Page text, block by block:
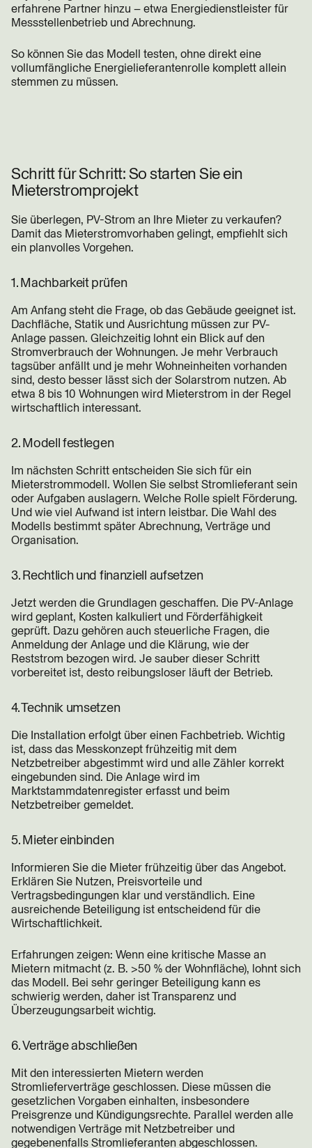
erfahrene Partner hinzu – etwa Energiedienstleister für
Messstellenbetrieb und Abrechnung.
So können Sie das Modell testen, ohne direkt eine
vollumfängliche Energielieferantenrolle komplett allein
stemmen zu müssen.
Schritt für Schritt: So starten Sie ein
Mieterstromprojekt
Sie überlegen, PV-Strom an Ihre Mieter zu verkaufen?
Damit das Mieterstromvorhaben gelingt, empfiehlt sich
ein planvolles Vorgehen.
1. Machbarkeit prüfen
Am Anfang steht die Frage, ob das Gebäude geeignet ist.
Dachfläche, Statik und Ausrichtung müssen zur PV-
Anlage passen. Gleichzeitig lohnt ein Blick auf den
Stromverbrauch der Wohnungen. Je mehr Verbrauch
tagsüber anfällt und je mehr Wohneinheiten vorhanden
sind, desto besser lässt sich der Solarstrom nutzen. Ab
etwa 8 bis 10 Wohnungen wird Mieterstrom in der Regel
wirtschaftlich interessant.
2. Modell festlegen
Im nächsten Schritt entscheiden Sie sich für ein
Mieterstrommodell. Wollen Sie selbst Stromlieferant sein
oder Aufgaben auslagern. Welche Rolle spielt Förderung.
Und wie viel Aufwand ist intern leistbar. Die Wahl des
Modells bestimmt später Abrechnung, Verträge und
Organisation.
3. Rechtlich und finanziell aufsetzen
Jetzt werden die Grundlagen geschaffen. Die PV-Anlage
wird geplant, Kosten kalkuliert und Förderfähigkeit
geprüft. Dazu gehören auch steuerliche Fragen, die
Anmeldung der Anlage und die Klärung, wie der
Reststrom bezogen wird. Je sauber dieser Schritt
vorbereitet ist, desto reibungsloser läuft der Betrieb.
4. Technik umsetzen
Die Installation erfolgt über einen Fachbetrieb. Wichtig
ist, dass das Messkonzept frühzeitig mit dem
Netzbetreiber abgestimmt wird und alle Zähler korrekt
eingebunden sind. Die Anlage wird im
Marktstammdatenregister erfasst und beim
Netzbetreiber gemeldet.
5. Mieter einbinden
Informieren Sie die Mieter frühzeitig über das Angebot.
Erklären Sie Nutzen, Preisvorteile und
Vertragsbedingungen klar und verständlich. Eine
ausreichende Beteiligung ist entscheidend für die
Wirtschaftlichkeit.
Erfahrungen zeigen: Wenn eine kritische Masse an
Mietern mitmacht (z. B. >50 % der Wohnfläche), lohnt sich
das Modell. Bei sehr geringer Beteiligung kann es
schwierig werden, daher ist Transparenz und
Überzeugungsarbeit wichtig.
6. Verträge abschließen
Mit den interessierten Mietern werden
Stromlieferverträge geschlossen. Diese müssen die
gesetzlichen Vorgaben einhalten, insbesondere
Preisgrenze und Kündigungsrechte. Parallel werden alle
notwendigen Verträge mit Netzbetreiber und
gegebenenfalls Stromlieferanten abgeschlossen.